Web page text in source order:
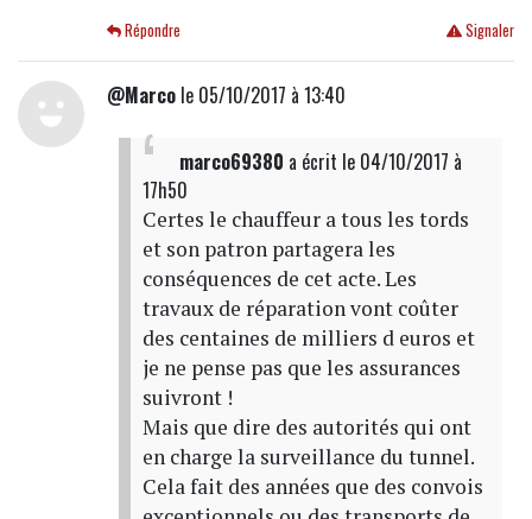
Signaler
Répondre
@Marcole 05/10/2017 à 13:40
marco69380 a écrit le 04/10/2017 à
17h50
Certes le chauffeur a tous les tords
et son patron partagera les
conséquences de cet acte. Les
travaux de réparation vont coûter
des centaines de milliers d euros et
je ne pense pas que les assurances
suivront !
Mais que dire des autorités qui ont
en charge la surveillance du tunnel.
Cela fait des années que des convois